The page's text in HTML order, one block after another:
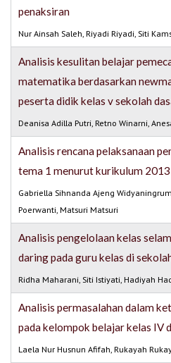
penaksiran
Nur Ainsah Saleh, Riyadi Riyadi, Siti
Analisis kesulitan belajar
matematika berdasarkan
peserta didik kelas v sekolah
Deanisa Adilla Putri, Retno Winarni,
Analisis rencana pelaksanaan
tema 1 menurut kurikulum 2013
Gabriella Sihnanda Ajeng
Poerwanti, Matsuri Matsuri
Analisis pengelolaan kelas
daring pada guru kelas di
Ridha Maharani, Siti Istiyati, Hadiyah
Analisis permasalahan dalam
pada kelompok belajar kelas IV
Laela Nur Husnun Afifah, Rukayah